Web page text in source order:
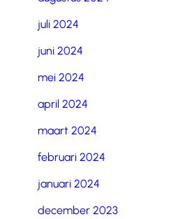
juli 2024
juni 2024
mei 2024
april 2024
maart 2024
februari 2024
januari 2024
december 2023